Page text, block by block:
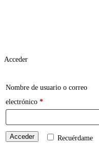
Acceder
Nombre de usuario o correo
electrónico *
Recuérdame
Acceder